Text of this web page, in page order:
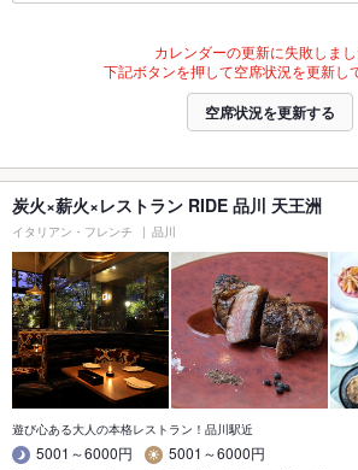
カレンダーの更新に失敗しまし
下記ボタンを押して空席状況を更新し
空席状況を更新する
炭火×薪火×レストラン RIDE 品川 天王洲
イタリアン・フレンチ 品川
遊び心ある大人の本格レストラン！品川駅近
5001～6000円
5001～6000円